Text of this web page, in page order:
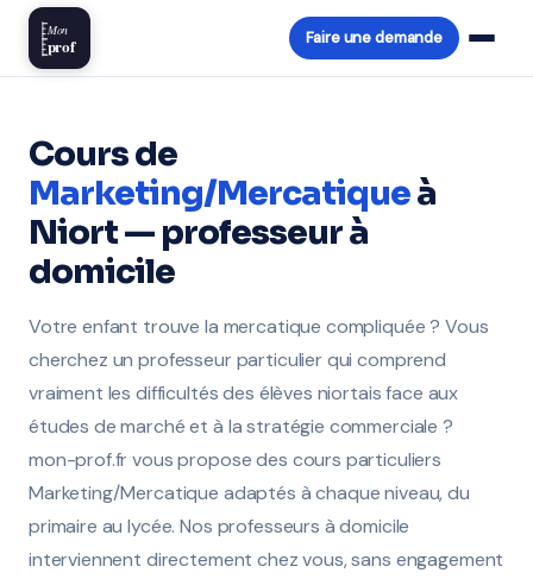
Mon
prof Faire une demande
Cours de
Marketing/Mercatiqueà
Niort — professeur à
domicile
Votre enfant trouve la mercatique compliquée ? Vous
cherchez un professeur particulier qui comprend
vraiment les difficultés des élèves niortais face aux
études de marché et à la stratégie commerciale ?
mon-prof.fr vous propose des cours particuliers
Marketing/Mercatique adaptés à chaque niveau, du
primaire au lycée. Nos professeurs à domicile
interviennent directement chez vous, sans engagement